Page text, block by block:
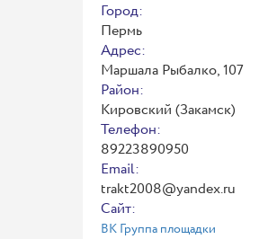
Город:
Пермь
Адрес:
Маршала Рыбалко, 107
Район:
Кировский (Закамск)
Телефон:
89223890950
Email:
trakt2008@yandex.ru
Сайт:
ВК Группа площадки